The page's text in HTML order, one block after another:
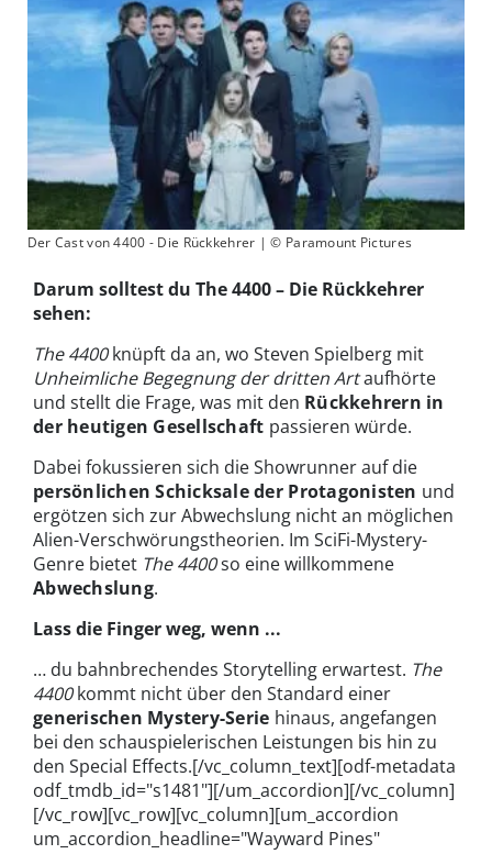
Der Cast von 4400 - Die Rückkehrer | © Paramount Pictures
Darum solltest du The 4400 – Die Rückkehrer
sehen:
The 4400knüpft da an, wo Steven Spielberg mit
Unheimliche Begegnung der dritten Artaufhörte
und stellt die Frage, was mit den Rückkehrern in
der heutigen Gesellschaft passieren würde.
Dabei fokussieren sich die Showrunner auf die
persönlichen Schicksale der Protagonisten und
ergötzen sich zur Abwechslung nicht an möglichen
Alien-Verschwörungstheorien. Im SciFi-Mystery-
Genre bietet The 4400so eine willkommene
Abwechslung.
Lass die Finger weg, wenn ...
… du bahnbrechendes Storytelling erwartest. The
4400kommt nicht über den Standard einer
generischen Mystery-Serie hinaus, angefangen
bei den schauspielerischen Leistungen bis hin zu
den Special Effects.[/vc_column_text][odf-metadata
odf_tmdb_id="s1481"][/um_accordion][/vc_column]
[/vc_row][vc_row][vc_column][um_accordion
um_accordion_headline="Wayward Pines"